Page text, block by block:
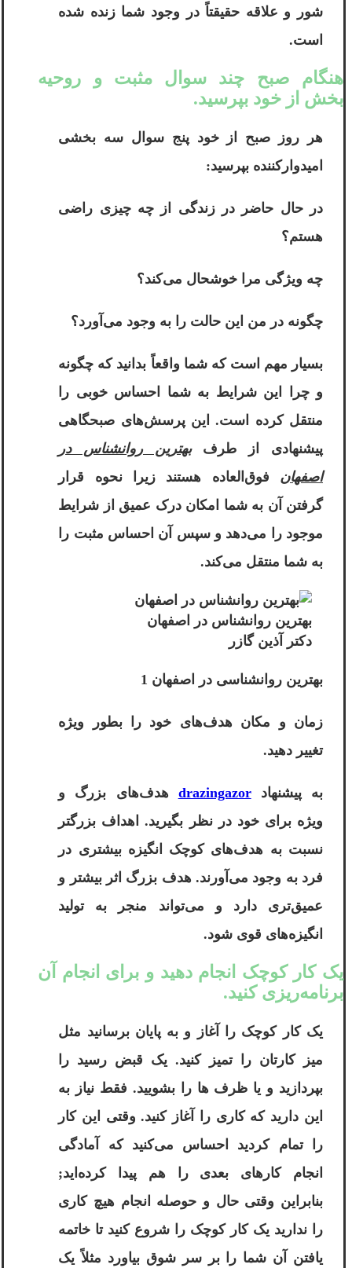
شور و علاقه حقیقتاً در وجود شما زنده شده
است.
هنگام صبح چند سوال مثبت و روحیه
بخش از خود بپرسید.
هر روز صبح از خود پنج سوال سه بخشی
امیدوارکننده بپرسید:
در حال حاضر در زندگی از چه چیزی راضی
هستم؟
چه ویژگی مرا خوشحال می‌کند؟
چگونه در من این حالت را به وجود می‌آورد؟
بسیار مهم است که شما واقعاً بدانید که چگونه
و چرا این شرایط به شما احساس خوبی را
منتقل کرده است. این پرسش‌های صبحگاهی
پیشنهادی از طرفبهترین روانشناس در
اصفهان فوق‌العاده هستند زیرا نحوه قرار
گرفتن آن به شما امکان درک عمیق از شرایط
موجود را می‌دهد و سپس آن احساس مثبت را
به شما منتقل می‌کند.
بهترین روانشناس در اصفهان
دکتر آذین گازر
بهترین روانشناسی در اصفهان 1
زمان و مکان هدف‌های خود را بطور ویژه
تغییر دهید.
به پیشنهادdrazingazor هدف‌های بزرگ و
ویژه برای خود در نظر بگیرید. اهداف بزرگتر
نسبت به هدف‌های کوچک انگیزه بیشتری در
فرد به وجود می‌آورند. هدف بزرگ اثر بیشتر و
عمیق‌تری دارد و می‌تواند منجر به تولید
انگیزه‌های قوی شود.
یک کار کوچک انجام دهید و برای انجام آن
برنامه‌ریزی کنید.
یک کار کوچک را آغاز و به پایان برسانید مثل
میز کارتان را تمیز کنید. یک قبض رسید را
بپردازید و یا ظرف ها را بشویید. فقط نیاز به
این دارید که کاری را آغاز کنید. وقتی این کار
را تمام کردید احساس می‌کنید که آمادگی
انجام کارهای بعدی را هم پیدا کرده‌اید;
بنابراین وقتی حال و حوصله انجام هیچ کاری
را ندارید یک کار کوچک را شروع کنید تا خاتمه
یافتن آن شما را بر سر شوق بیاورد مثلاً یک